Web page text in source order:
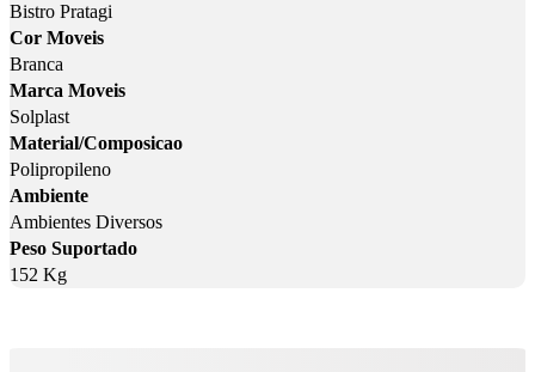
Bistro Pratagi
Cor Moveis
Branca
Marca Moveis
Solplast
Material/Composicao
Polipropileno
Ambiente
Ambientes Diversos
Peso Suportado
152 Kg